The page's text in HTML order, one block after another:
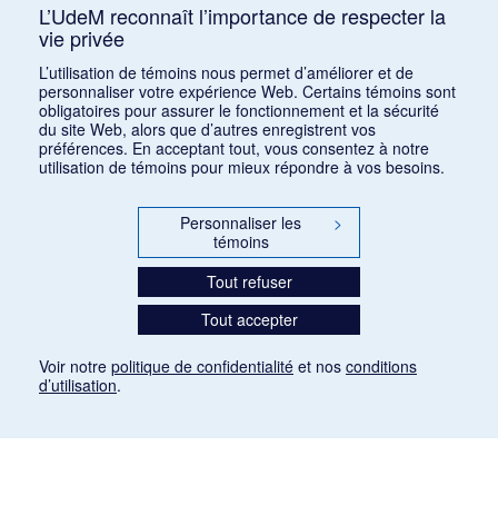
1 2 3 4 5 … 19
L’UdeM reconnaît l’importance de respecter la
vie privée
L’utilisation de témoins nous permet d’améliorer et de
personnaliser votre expérience Web. Certains témoins sont
obligatoires pour assurer le fonctionnement et la sécurité
du site Web, alors que d’autres enregistrent vos
préférences. En acceptant tout, vous consentez à notre
utilisation de témoins pour mieux répondre à vos besoins.
Personnaliser les
témoins
>
Tout refuser
Tout accepter
Voir notre politique de confidentialité et nos conditions
d’utilisation.